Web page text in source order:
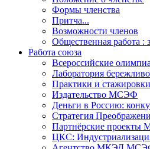
Формы членства
Притча...
Возможности членов
Общественная работа :
Работа союза
Всероссийские
Лаборатория
Практики и стажировки
Издательство МСЭФ
Деньги в Россию:
Стратегия
Партнёрские
ЦКС: